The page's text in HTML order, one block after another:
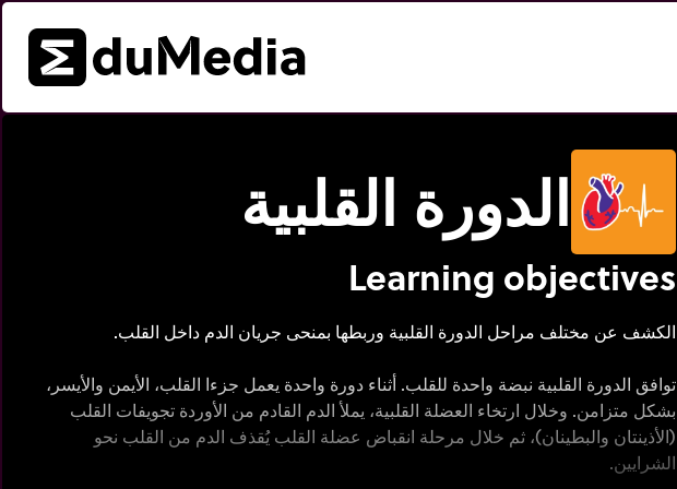
الدورة القلبية
Learning objectives
الكشف عن مختلف مراحل الدورة القلبية وربطها بمنحى جريان الدم داخل القلب.
توافق الدورة القلبية نبضة واحدة للقلب. أثناء دورة واحدة يعمل جزءا القلب، الأيمن والأيسر،
بشكل متزامن. وخلال ارتخاء العضلة القلبية، يملأ الدم القادم من الأوردة تجويفات القلب
(الأذينتان والبطينان)، ثم خلال مرحلة انقباض عضلة القلب يُقذف الدم من القلب نحو
الشرايين.